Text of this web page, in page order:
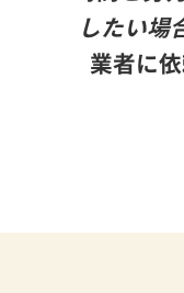
したい場
業者に